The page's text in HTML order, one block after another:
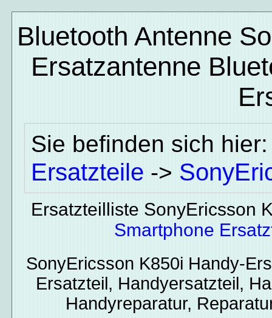
Bluetooth Antenne
Ersatzantenne
Sie befinden sich
Ersatzteile ->
Ersatzteilliste SonyEricsson
Smartphone
SonyEricsson K850i Handy-
Ersatzteil, Handyersatzteil,
Handyreparatur,